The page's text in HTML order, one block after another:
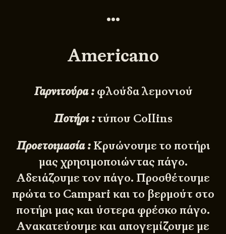
•••
Americano
Γαρνιτούρα :φλούδα λεμονιού
Ποτήρι :τύπου Collins
Προετοιμασία :Κρυώνουμε το ποτήρι
μας χρησιμοποιώντας πάγο.
Αδειάζουμε τον πάγο. Προσθέτουμε
πρώτα το Campari και το βερμούτ στο
ποτήρι μας και ύστερα φρέσκο πάγο.
Ανακατεύουμε και απογεμίζουμε με